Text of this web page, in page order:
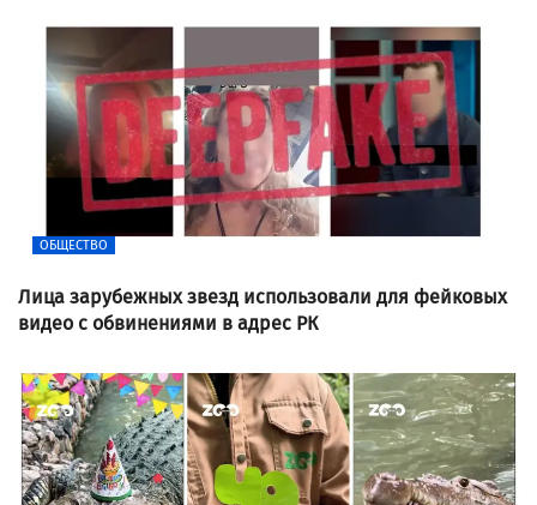
ОБЩЕСТВО
Лица зарубежных звезд использовали для фейковых
видео с обвинениями в адрес РК